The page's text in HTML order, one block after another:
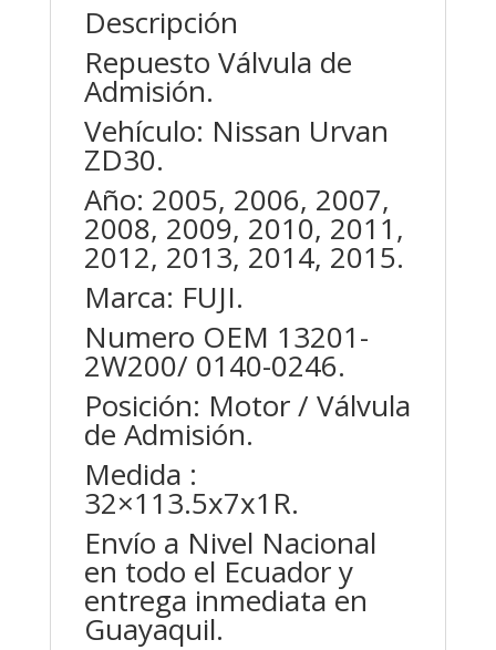
Descripción
Repuesto Válvula de
Admisión.
Vehículo: Nissan Urvan
ZD30.
Año: 2005, 2006, 2007,
2008, 2009, 2010, 2011,
2012, 2013, 2014, 2015.
Marca: FUJI.
Numero OEM 13201-
2W200/ 0140-0246.
Posición: Motor / Válvula
de Admisión.
Medida :
32×113.5x7x1R.
Envío a Nivel Nacional
en todo el Ecuador y
entrega inmediata en
Guayaquil.